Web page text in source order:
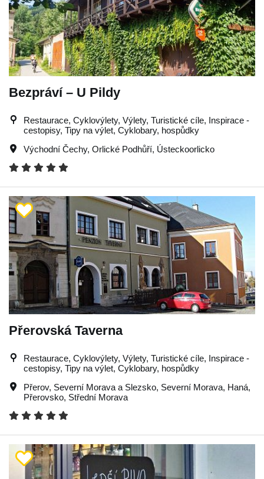
Bezpráví – U Pildy
Restaurace, Cyklovýlety, Výlety, Turistické cíle, Inspirace -
cestopisy, Tipy na výlet, Cyklobary, hospůdky
Východní Čechy, Orlické Podhůří, Ústeckoorlicko
Přerovská Taverna
Restaurace, Cyklovýlety, Výlety, Turistické cíle, Inspirace -
cestopisy, Tipy na výlet, Cyklobary, hospůdky
Přerov, Severní Morava a Slezsko, Severní Morava, Haná,
Přerovsko, Střední Morava